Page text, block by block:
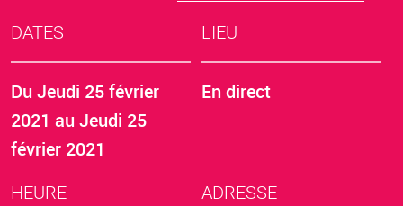
DATES
Du Jeudi 25 février
2021 au Jeudi 25
février 2021
LIEU
En direct
HEURE ADRESSE